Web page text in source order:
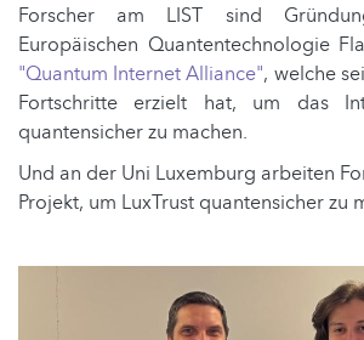
Forscher am LIST sind
Europäischen Quantentechnologie
"Quantum Internet Alliance", welche
Fortschritte erzielt hat, um das
quantensicher zu machen.
Und an der Uni Luxemburg arbeiten
Projekt, um LuxTrust quantensicher zu